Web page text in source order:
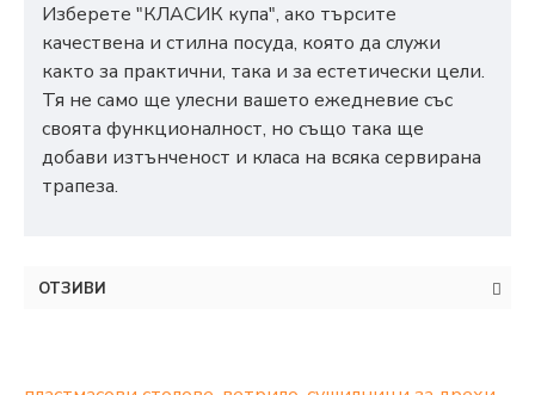
Изберете "КЛАСИК купа", ако търсите
качествена и стилна посуда, която да служи
както за практични, така и за естетически цели.
Тя не само ще улесни вашето ежедневие със
своята функционалност, но също така ще
добави изтънченост и класа на всяка сервирана
трапеза.
ОТЗИВИ